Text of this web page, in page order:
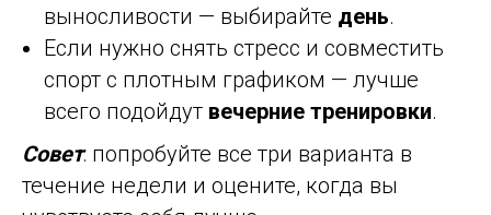
выносливости — выбирайте день.
Если нужно снять стресс и совместить
спорт с плотным графиком — лучше
всего подойдут вечерние тренировки.
Совет: попробуйте все три варианта в
течение недели и оцените, когда вы